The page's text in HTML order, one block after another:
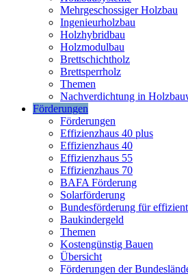
Mehrgeschossiger Holzbau
Ingenieurholzbau
Holzhybridbau
Holzmodulbau
Brettschichtholz
Brettsperrholz
Themen
Nachverdichtung in
Förderungen
Förderungen
Effizienzhaus 40 plus
Effizienzhaus 40
Effizienzhaus 55
Effizienzhaus 70
BAFA Förderung
Solarförderung
Bundesförderung für
Baukindergeld
Themen
Kostengünstig Bauen
Übersicht
Förderungen der